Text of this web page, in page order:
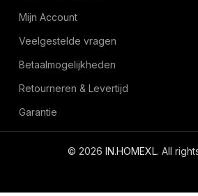
Mijn Account
Veelgestelde vragen
Betaalmogelijkheden
Retourneren & Levertijd
Garantie
© 2026 IN.HOMEXL. All